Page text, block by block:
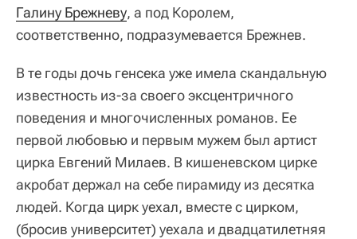
Галину Брежневу, а под Королем,
соответственно, подразумевается Брежнев.
В те годы дочь генсека уже имела скандальную
известность из-за своего эксцентричного
поведения и многочисленных романов. Ее
первой любовью и первым мужем был артист
цирка Евгений Милаев. В кишеневском цирке
акробат держал на себе пирамиду из десятка
людей. Когда цирк уехал, вместе с цирком,
(бросив университет) уехала и двадцатилетняя